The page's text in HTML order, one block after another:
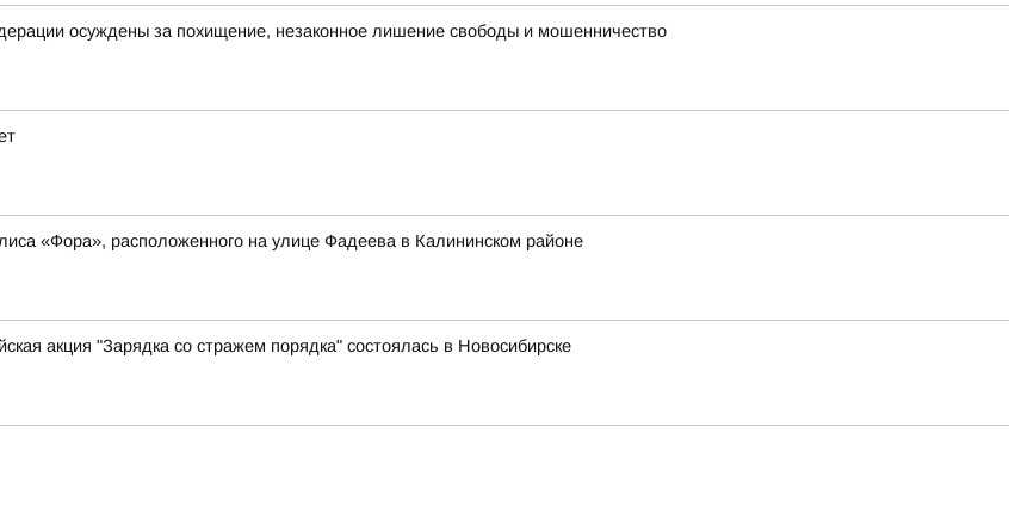
осуждены за похищение, незаконное лишение свободы и мошенничество
«Фора», расположенного на улице Фадеева в Калининском районе
акция "Зарядка со стражем порядка" состоялась в Новосибирске